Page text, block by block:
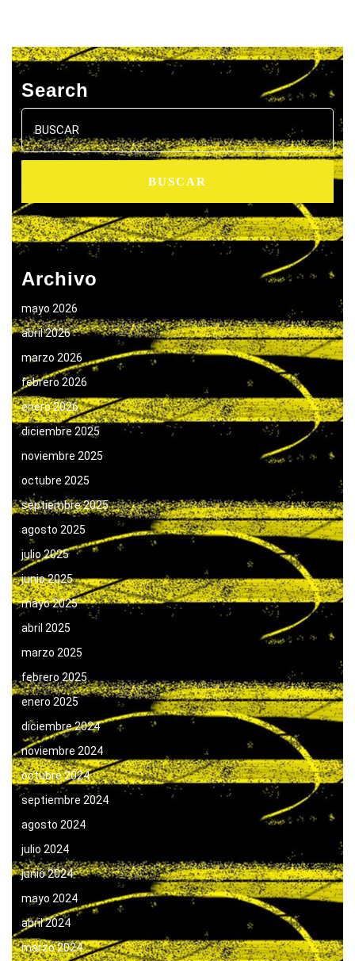
Search
Buscar:
Archivo
mayo 2026
abril 2026
marzo 2026
febrero 2026
enero 2026
diciembre 2025
noviembre 2025
octubre 2025
septiembre 2025
agosto 2025
julio 2025
junio 2025
mayo 2025
abril 2025
marzo 2025
febrero 2025
enero 2025
diciembre 2024
noviembre 2024
octubre 2024
septiembre 2024
agosto 2024
julio 2024
junio 2024
mayo 2024
abril 2024
marzo 2024